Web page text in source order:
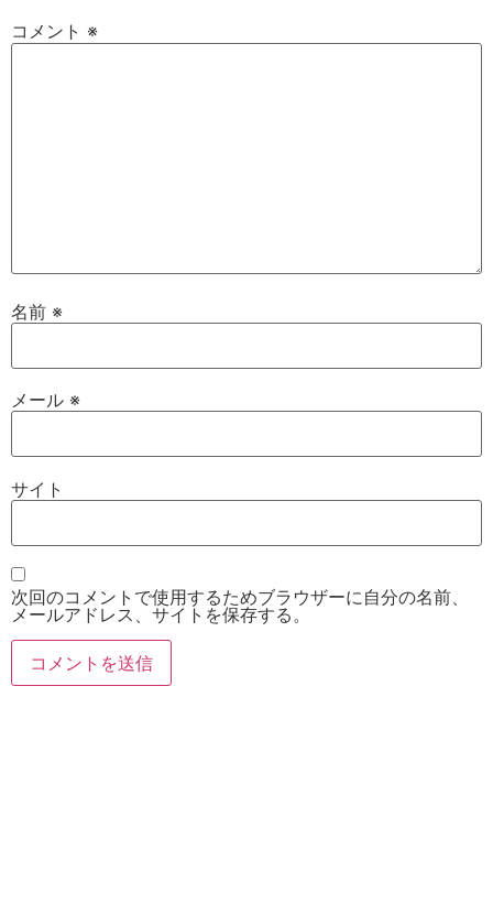
コメント ※
名前 ※
メール ※
サイト
次回のコメントで使用するためブラウザーに自分の名前、
メールアドレス、サイトを保存する。